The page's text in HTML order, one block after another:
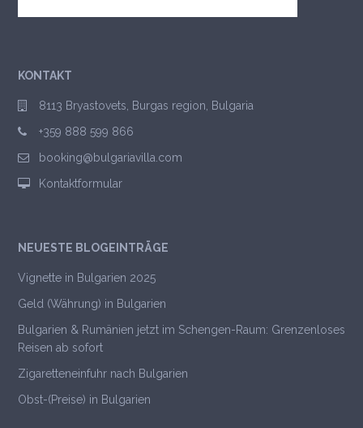
KONTAKT
8113 Bryastovets, Burgas region, Bulgaria
+359 888 599 866
booking@bulgariavilla.com
Kontaktformular
NEUESTE BLOGEINTRÄGE
Vignette in Bulgarien 2025
Geld (Währung) in Bulgarien
Bulgarien & Rumänien jetzt im Schengen-Raum: Grenzenloses
Reisen ab sofort
Zigaretteneinfuhr nach Bulgarien
Obst-(Preise) in Bulgarien